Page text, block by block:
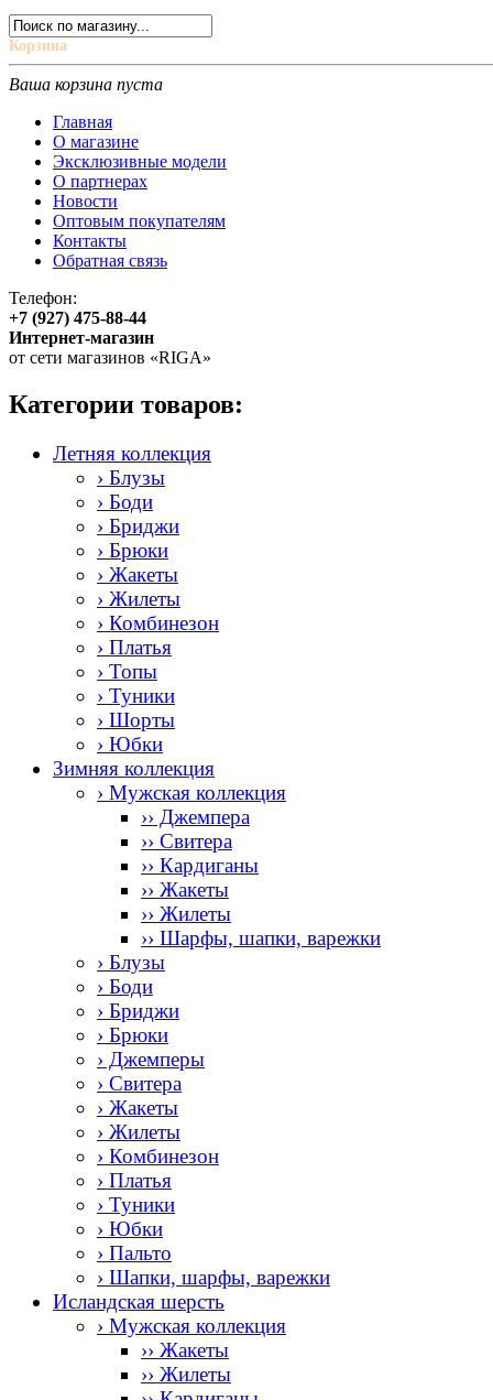
Корзина
Ваша корзина пуста
Главная
О магазине
Эксклюзивные модели
О партнерах
Новости
Оптовым покупателям
Контакты
Обратная связь
Телефон:
+7 (927) 475-88-44
Интернет-магазин
от сети магазинов «RIGA»
Категории товаров:
Летняя коллекция
› Блузы
› Боди
› Бриджи
› Брюки
› Жакеты
› Жилеты
› Комбинезон
› Платья
› Топы
› Туники
› Шорты
› Юбки
Зимняя коллекция
› Мужская коллекция
›› Джемпера
›› Свитера
›› Кардиганы
›› Жакеты
›› Жилеты
›› Шарфы, шапки, варежки
› Блузы
› Боди
› Бриджи
› Брюки
› Джемперы
› Свитера
› Жакеты
› Жилеты
› Комбинезон
› Платья
› Туники
› Юбки
› Пальто
› Шапки, шарфы, варежки
Исландская шерсть
› Мужская коллекция
›› Жакеты
›› Жилеты